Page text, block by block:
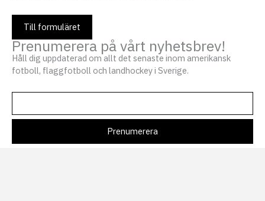
Till formuläret
Prenumerera på vårt nyhetsbrev!
Håll dig uppdaterad om allt det senaste inom amerikansk
fotboll, flaggfotboll och landhockey i Sverige.